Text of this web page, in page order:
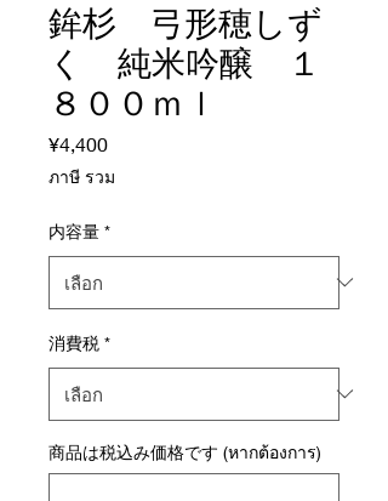
鉾杉 弓形穂しず
く 純米吟醸 １
８００ｍｌ
¥4,400ราคา
ภาษี รวม
内容量 *
消費税 *
商品は税込み価格です (หากต้องการ)